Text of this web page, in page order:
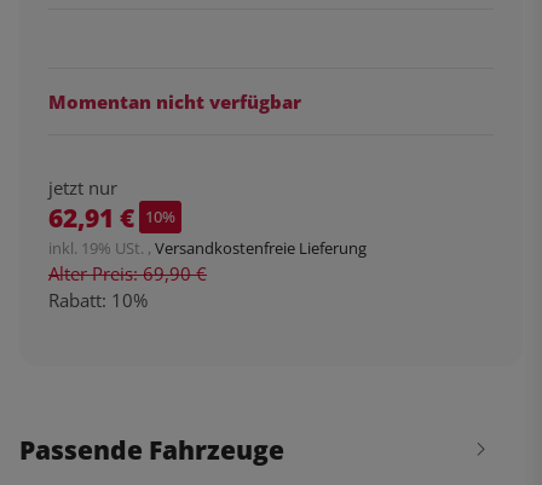
Momentan nicht verfügbar
jetzt nur
62,91 € 10%
inkl. 19% USt. , Versandkostenfreie Lieferung
Alter Preis: 69,90 €
Rabatt: 10%
Passende Fahrzeuge